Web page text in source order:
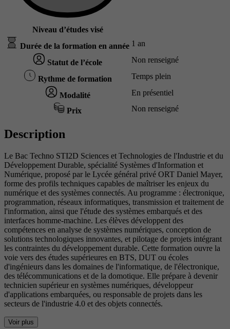
Niveau d’études visé
Durée de la formation en année 1 an
Statut de l’école Non renseigné
Rythme de formation Temps plein
Modalité En présentiel
Prix Non renseigné
Description
Le Bac Techno STI2D Sciences et Technologies de l'Industrie et du
Développement Durable, spécialité Systèmes d'Information et
Numérique, proposé par le Lycée général privé ORT Daniel Mayer,
forme des profils techniques capables de maîtriser les enjeux du
numérique et des systèmes connectés. Au programme : électronique,
programmation, réseaux informatiques, transmission et traitement de
l'information, ainsi que l'étude des systèmes embarqués et des
interfaces homme-machine. Les élèves développent des
compétences en analyse de systèmes numériques, conception de
solutions technologiques innovantes, et pilotage de projets intégrant
les contraintes du développement durable. Cette formation ouvre la
voie vers des études supérieures en BTS, DUT ou écoles
d'ingénieurs dans les domaines de l'informatique, de l'électronique,
des télécommunications et de la domotique. Elle prépare à devenir
technicien supérieur en systèmes numériques, développeur
d'applications embarquées, ou responsable de projets dans les
secteurs de l'industrie 4.0 et des objets connectés.
Voir plus